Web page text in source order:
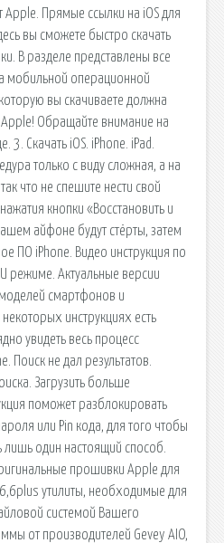
Прямые ссылки на iOS для
вы сможете быстро скачать
В разделе представлены все
мобильной операционной
вы скачиваете должна
Обращайте внимание на
3. Скачать iOS. iPhone. iPad.
только с виду сложная, а на
что не спешите нести свой
кнопки «Восстановить и
айфоне будут стёрты, затем
ПО iPhone. Видео инструкция по
режиме. Актуальные версии
смартфонов и
инструкциях есть
увидеть весь процесс
Поиск не дал результатов.
Загрузить больше
поможет разблокировать
или Pin кода, для того чтобы
лишь один настоящий способ.
прошивки Apple для
утилиты, необходимые для
системой Вашего
от производителей Gevey AIO,